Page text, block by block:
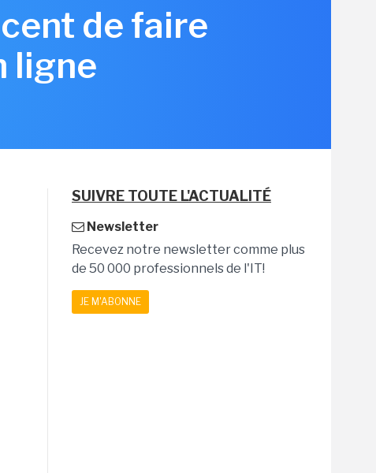
de faire
ligne
SUIVRE TOUTE L'ACTUALITÉ
Newsletter
Recevez notre newsletter comme plus
de 50 000 professionnels de l'IT!
JE M'ABONNE